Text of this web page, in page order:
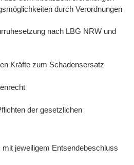
durch Verordnungen
nach LBG NRW und
Kräfte zum Schadensersatz
der gesetzlichen
jeweiligem Entsendebeschluss